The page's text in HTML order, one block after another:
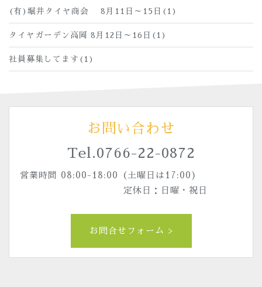
(有)堀井タイヤ商会 8月11日～15日(1)
タイヤガーデン高岡 8月12日～16日(1)
社員募集してます(1)
お問い合わせ
Tel.0766-22-0872
営業時間 08:00-18:00（土曜日は17:00)
定休日：日曜・祝日
お問合せフォーム >